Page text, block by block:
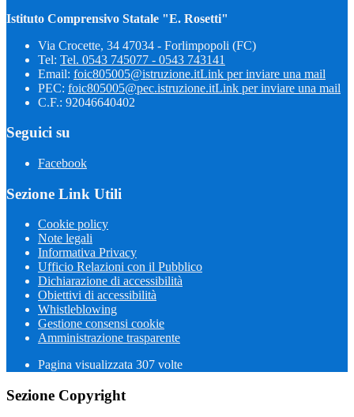
Istituto Comprensivo Statale "E. Rosetti"
Via Crocette, 34 47034 - Forlimpopoli (FC)
Tel: Tel. 0543 745077 - 0543 743141
Email: foic805005@istruzione.itLink per inviare una mail
PEC: foic805005@pec.istruzione.itLink per inviare una mail
C.F.: 92046640402
Seguici su
Facebook
Sezione Link Utili
Cookie policy
Note legali
Informativa Privacy
Ufficio Relazioni con il Pubblico
Dichiarazione di accessibilità
Obiettivi di accessibilità
Whistleblowing
Gestione consensi cookie
Amministrazione trasparente
Pagina visualizzata 307 volte
Sezione Copyright